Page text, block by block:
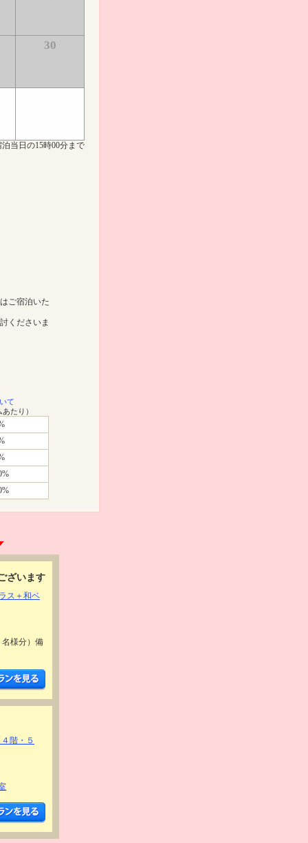
30
当日の15時00分まで
ご宿泊いた
くださいま
て
たり）
ざいます
ス＋和ベ
様分）備
階・５